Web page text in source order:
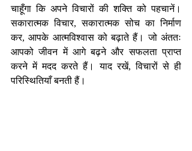
चाहूँगा कि अपने विचारों की शक्ति को पहचानें।
सकारात्मक विचार, सकारात्मक सोच का निर्माण
कर, आपके आत्मविश्वास को बढ़ाते हैं। जो अंततः
आपको जीवन में आगे बढ़ने और सफलता प्राप्त
करने में मदद करते हैं। याद रखें, विचारों से ही
परिस्थितियाँ बनती हैं।